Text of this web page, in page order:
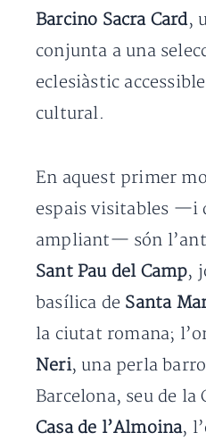
Barcino Sacra Card,
conjunta a una
eclesiàstic
cultural.
En aquest primer
espais visitables —i
ampliant— són
Sant Pau del Camp,
basílica de Santa
la ciutat romana;
Neri, una perla
Barcelona, seu de
Casa de l’Almoina,